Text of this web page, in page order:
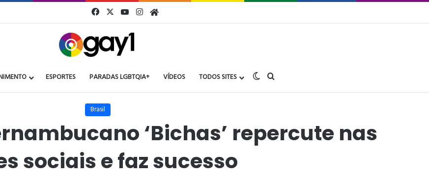
FacebookYouTube
Instagram
Gay1
ESPORTES PARADAS LGBTQIA+ VÍDEOS TODOS SITES Switch skin
Brasil
‘Bichas’ repercute nas
sociais e faz sucesso